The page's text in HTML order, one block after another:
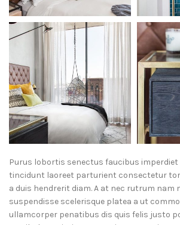
Purus lobortis senectus faucibus
tincidunt laoreet parturient consectetur
a duis hendrerit diam. A at nec rutrum nam
suspendisse scelerisque platea a ut
ullamcorper penatibus dis quis felis justo